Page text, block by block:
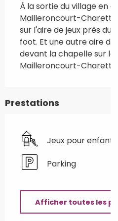
À la sortie du village en
Mailleroncourt-Charette,
sur l'aire de jeux près du
foot. Et une autre aire de
devant la chapelle sur la
Mailleroncourt-Charette.
Prestations
Jeux pour enfants
Parking
Afficher toutes les